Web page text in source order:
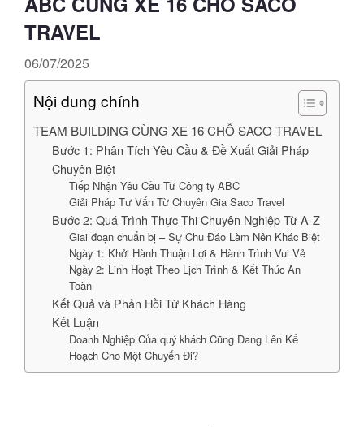
TRAVEL
06/07/2025
Nội dung chính
TEAM BUILDING CÙNG XE 16 CHỖ SACO TRAVEL
Bước 1: Phân Tích Yêu Cầu & Đề Xuất Giải Pháp
Chuyên Biệt
Tiếp Nhận Yêu Cầu Từ Công ty ABC
Giải Pháp Tư Vấn Từ Chuyên Gia Saco Travel
Bước 2: Quá Trình Thực Thi Chuyên Nghiệp Từ A-Z
Giai đoạn chuẩn bị – Sự Chu Đáo Làm Nên Khác Biệt
Ngày 1: Khởi Hành Thuận Lợi & Hành Trình Vui Vẻ
Ngày 2: Linh Hoạt Theo Lịch Trình & Kết Thúc An
Toàn
Kết Quả và Phản Hồi Từ Khách Hàng
Kết Luận
Doanh Nghiệp Của quý khách Cũng Đang Lên Kế
Hoạch Cho Một Chuyến Đi?